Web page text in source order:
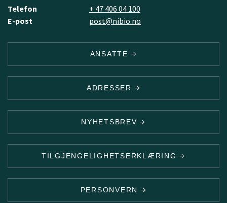
Telefon
+ 47 406 04 100
E-post
post@nibio.no
ANSATTE
ADRESSER
NYHETSBREV
TILGJENGELIGHETSERKLÆRING
PERSONVERN